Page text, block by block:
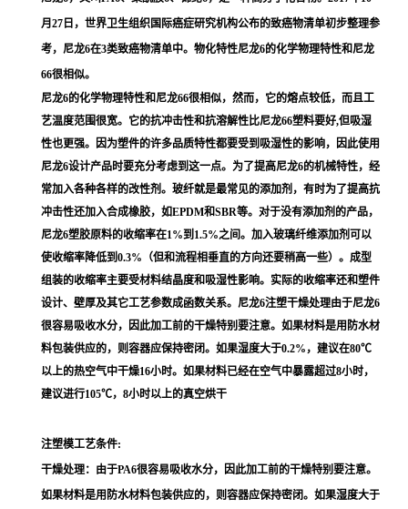
月27日，世界卫生组织国际癌症研究机构公布的致癌物清单初步整理参
考，尼龙6在3类致癌物清单中。物化特性尼龙6的化学物理特性和尼龙
66很相似。
尼龙6的化学物理特性和尼龙66很相似，然而，它的熔点较低，而且工
艺温度范围很宽。它的抗冲击性和抗溶解性比尼龙66塑料要好,但吸湿
性也更强。因为塑件的许多品质特性都要受到吸湿性的影响，因此使用
尼龙6设计产品时要充分考虑到这一点。为了提高尼龙6的机械特性，经
常加入各种各样的改性剂。玻纤就是最常见的添加剂，有时为了提高抗
冲击性还加入合成橡胶，如EPDM和SBR等。对于没有添加剂的产品，
尼龙6塑胶原料的收缩率在1%到1.5%之间。加入玻璃纤维添加剂可以
使收缩率降低到0.3%（但和流程相垂直的方向还要稍高一些）。成型
组装的收缩率主要受材料结晶度和吸湿性影响。实际的收缩率还和塑件
设计、壁厚及其它工艺参数成函数关系。尼龙6注塑干燥处理由于尼龙6
很容易吸收水分，因此加工前的干燥特别要注意。如果材料是用防水材
料包装供应的，则容器应保持密闭。如果湿度大于0.2%，建议在80℃
以上的热空气中干燥16小时。如果材料已经在空气中暴露超过8小时，
建议进行105℃，8小时以上的真空烘干
注塑模工艺条件:
干燥处理：由于PA6很容易吸收水分，因此加工前的干燥特别要注意。
如果材料是用防水材料包装供应的，则容器应保持密闭。如果湿度大于